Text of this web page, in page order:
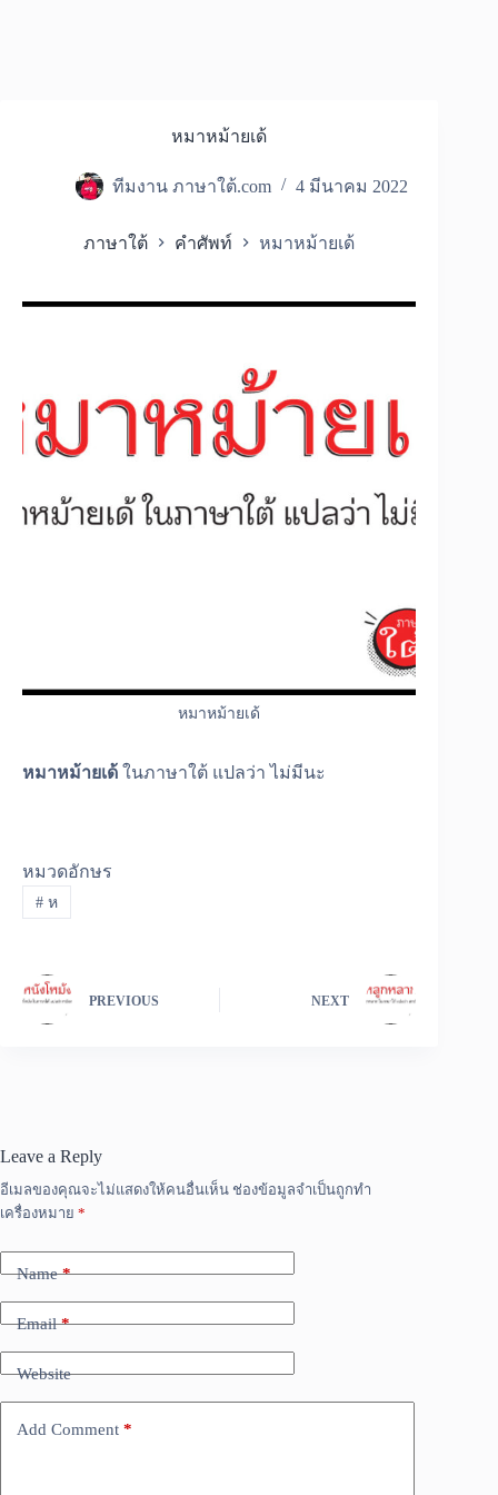
หมาหม้ายเด้
ทีมงาน ภาษาใต้.com 4 มีนาคม 2022
ภาษาใต้ คำศัพท์ หมาหม้ายเด้
หมาหม้ายเด้
หมาหม้ายเด้ ในภาษาใต้ แปลว่า ไม่มีนะ
หมวดอักษร
#ห
PREVIOUS NEXT
Leave a Reply
อีเมลของคุณจะไม่แสดงให้คนอื่นเห็น ช่องข้อมูลจำเป็นถูกทำ
เครื่องหมาย *
Name*
Email*
Website
Add Comment *